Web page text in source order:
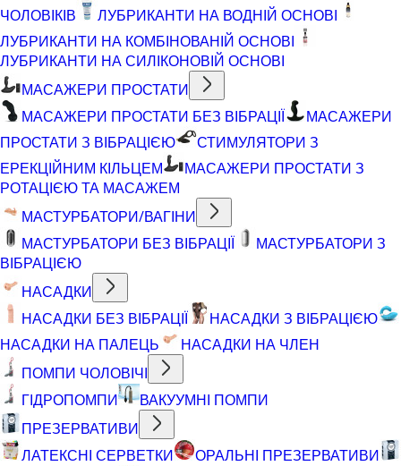
ЧОЛОВІКІВ
ЛУБРИКАНТИ НА ВОДНІЙ ОСНОВІ
ЛУБРИКАНТИ НА КОМБІНОВАНІЙ ОСНОВІ
ЛУБРИКАНТИ НА СИЛІКОНОВІЙ ОСНОВІ
МАСАЖЕРИ ПРОСТАТИ
МАСАЖЕРИ ПРОСТАТИ БЕЗ ВІБРАЦІЇ
МАСАЖЕРИ
ПРОСТАТИ З ВІБРАЦІЄЮ
СТИМУЛЯТОРИ З
ЕРЕКЦІЙНИМ КІЛЬЦЕМ
МАСАЖЕРИ ПРОСТАТИ З
РОТАЦІЄЮ ТА МАСАЖЕМ
МАСТУРБАТОРИ/ВАГІНИ
МАСТУРБАТОРИ БЕЗ ВІБРАЦІЇ
МАСТУРБАТОРИ З
ВІБРАЦІЄЮ
НАСАДКИ
НАСАДКИ БЕЗ ВІБРАЦІЇ
НАСАДКИ З ВІБРАЦІЄЮ
НАСАДКИ НА ПАЛЕЦЬ
НАСАДКИ НА ЧЛЕН
ПОМПИ ЧОЛОВІЧІ
ГІДРОПОМПИ
ВАКУУМНІ ПОМПИ
ПРЕЗЕРВАТИВИ
ЛАТЕКСНІ СЕРВЕТКИ
ОРАЛЬНІ ПРЕЗЕРВАТИВИ